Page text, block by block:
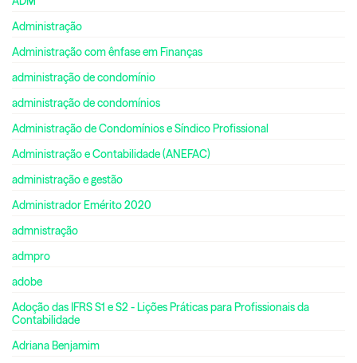
Administração
Administração com ênfase em Finanças
administração de condomínio
administração de condomínios
Administração de Condomínios e Síndico Profissional
Administração e Contabilidade (ANEFAC)
administração e gestão
Administrador Emérito 2020
admnistração
admpro
adobe
Adoção das IFRS S1 e S2 - Lições Práticas para Profissionais da
Contabilidade
Adriana Benjamim